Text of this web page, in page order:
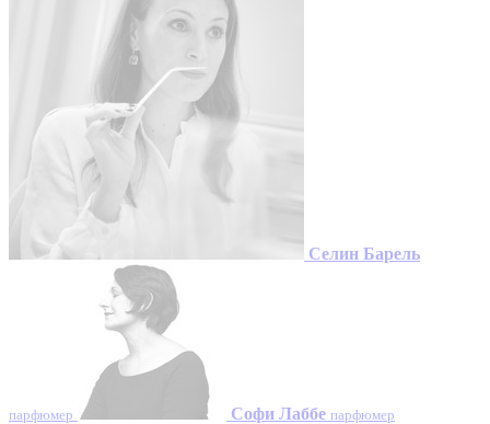
Селин Барель
парфюмер Софи Лаббе парфюмер